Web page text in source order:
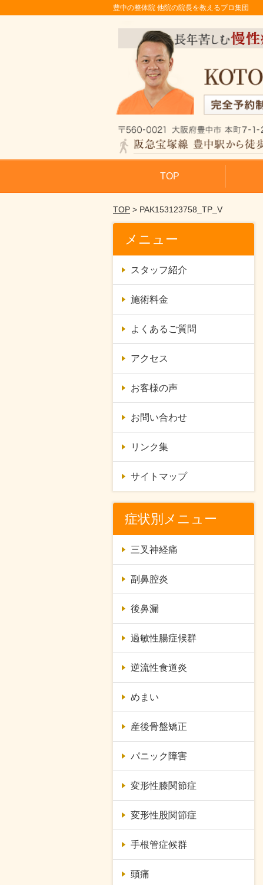
豊中の整体院 他院の院長を教えるプロ集団
TOP
TOP > PAK153123758_TP_V
メニュー
スタッフ紹介
施術料金
よくあるご質問
アクセス
お客様の声
お問い合わせ
リンク集
サイトマップ
症状別メニュー
三叉神経痛
副鼻腔炎
後鼻漏
過敏性腸症候群
逆流性食道炎
めまい
産後骨盤矯正
パニック障害
変形性膝関節症
変形性股関節症
手根管症候群
頭痛